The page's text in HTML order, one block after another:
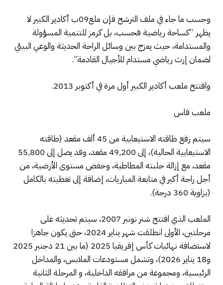
وحسب ما جاء في ملف الترشح فإن ملع09ب أكادير الكبير لا
يظهر “كساحة رياضية فحسب، بل كرمز للتنمية المسؤولة
والمستدامة، حيث يمزج بين وسائل الراحة الحديثة والوعي البيئي
لضمان إرث رياضي مستدام للأجيال القادمة”.
وافتتح ملعب أكادير الكبير أول مرة في أكتوبر 2013.
ملعب فاس
سيتم رفع طاقته الاستيعابية من 45 ألف مقعد (طاقته
الاستيعابية الحالية)، إلى 49,200 مقعد، وقد يصل إلى 55,800
مقعد، مع إزالة حلبته المطاطية، وخفض مستوى الأرضية، من
أجل راحة أكبر في متابعة المباريات، إضافة إلى تغطيته بالكامل
(بزاوية 360 درجة).
الملعب الذي افتتح شنر نونبر 2007، سيتم تحديثه على
مرحلتين، الأولى انطلقت شهر يناير 2024، حتى يكون جاهزا
لاستضافة نهائيات كأس إفريقيا 2025 (ما بين 21 دجنبر 2025
و18 يناير 2026)، وتشمل مستودعات الملابس، والمداخل
الرئيسية، ومجموعة من مرافقه الداخلية، و المرحلة الثانية